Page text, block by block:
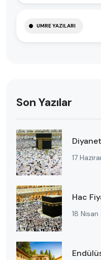
UMRE YAZILARI
Son Yazılar
17
Hac
18